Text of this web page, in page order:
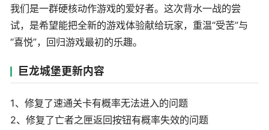
我们是一群硬核动作游戏的爱好者。这次背水一战的尝
试，是希望能把全新的游戏体验献给玩家，重温“受苦”与
“喜悦”，回归游戏最初的乐趣。
巨龙城堡更新内容
1、修复了速通关卡有概率无法进入的问题
2、修复了亡者之匣返回按钮有概率失效的问题